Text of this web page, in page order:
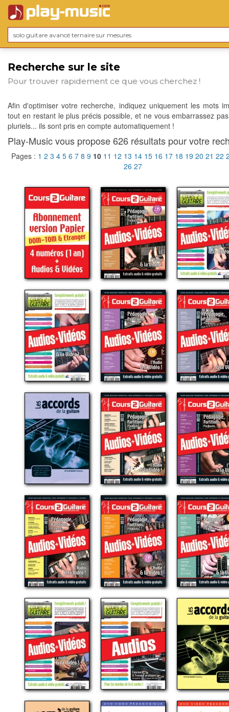
Recherche sur le site
Pour trouver rapidement ce que vous cherchez !
Afin d'optimiser votre recherche, indiquez uniquement les mots
tout en restant le plus précis possible, et ne vous embarrassez
pluriels... ils sont pris en compte automatiquement !
Play-Music vous propose 626 résultats pour votre
Pages : 1 2 3 4 5 6 7 8 9 10 11 12 13 14 15 16 17 18 19 20 21 22
26 27